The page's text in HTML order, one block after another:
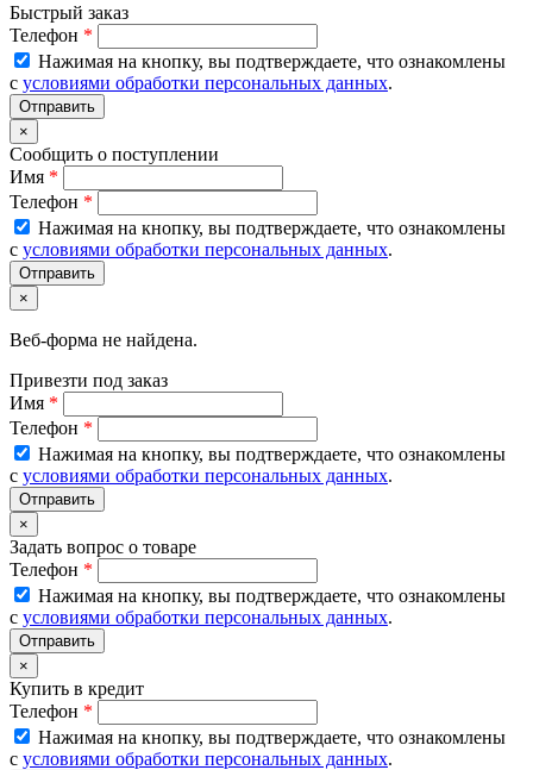
Быстрый заказ
Телефон *
Нажимая на кнопку, вы подтверждаете, что ознакомлены
с условиями обработки персональных данных.
×
Сообщить о поступлении
Имя *
Телефон *
Нажимая на кнопку, вы подтверждаете, что ознакомлены
с условиями обработки персональных данных.
×
Веб-форма не найдена.
Привезти под заказ
Имя *
Телефон *
Нажимая на кнопку, вы подтверждаете, что ознакомлены
с условиями обработки персональных данных.
×
Задать вопрос о товаре
Телефон *
Нажимая на кнопку, вы подтверждаете, что ознакомлены
с условиями обработки персональных данных.
×
Купить в кредит
Телефон *
Нажимая на кнопку, вы подтверждаете, что ознакомлены
с условиями обработки персональных данных.